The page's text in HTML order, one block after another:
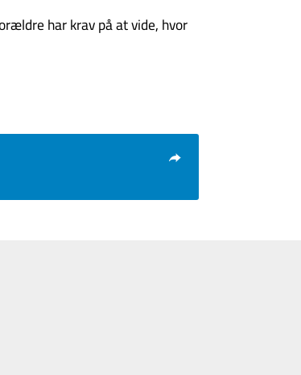
har krav på at vide, hvor